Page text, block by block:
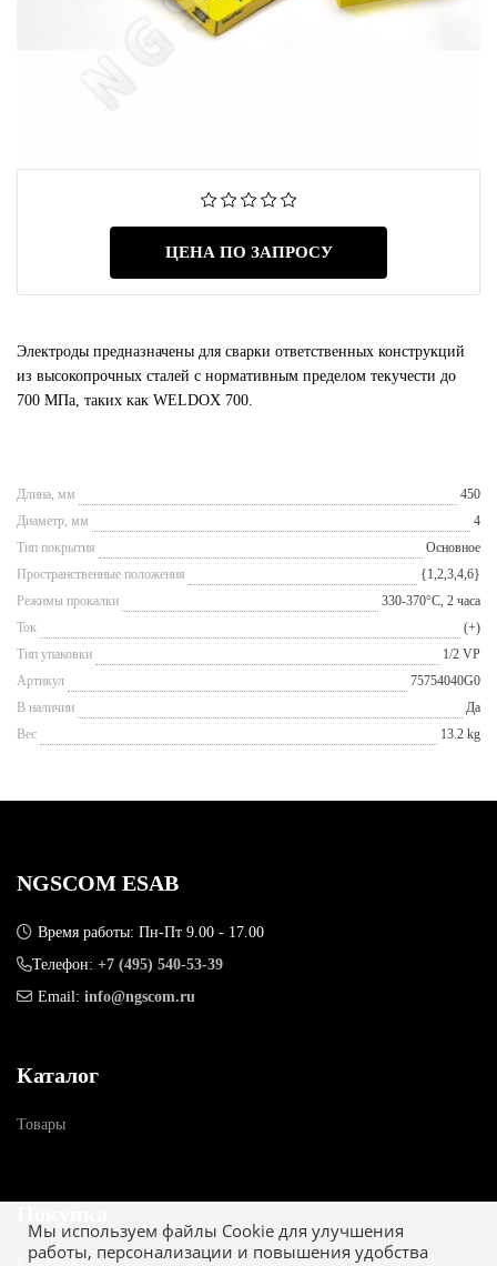
ЦЕНА ПО ЗАПРОСУ
Электроды предназначены для сварки ответственных конструкций
из высокопрочных сталей с нормативным пределом текучести до
700 МПа, таких как WELDOX 700.
Длина, мм
450
Диаметр, мм
4
Тип покрытия
Основное
Пространственные положения
{1,2,3,4,6}
Режимы прокалки
330-370°С, 2 часа
Ток
(+)
Тип упаковки
1/2 VP
Артикул
75754040G0
В наличии
Да
Вес
13.2 kg
Мы используем файлы Cookie для улучшения
работы, персонализации и повышения удобства
NGSCOM ESAB
Время работы: Пн-Пт 9.00 - 17.00
Телефон: +7 (495) 540-53-39
Email: info@ngscom.ru
Каталог
Товары